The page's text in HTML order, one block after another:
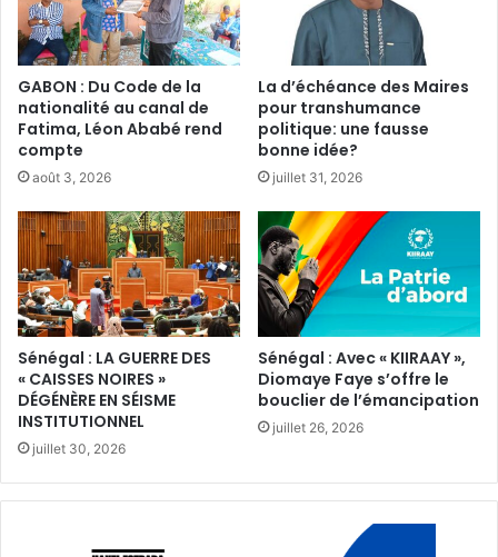
GABON : Du Code de la
nationalité au canal de
Fatima, Léon Ababé rend
compte
août 3, 2026
La d’échéance des Maires
pour transhumance
politique: une fausse
bonne idée?
juillet 31, 2026
Sénégal : LA GUERRE DES
« CAISSES NOIRES »
DÉGÉNÈRE EN SÉISME
INSTITUTIONNEL
juillet 30, 2026
Sénégal : Avec « KIIRAAY »,
Diomaye Faye s’offre le
bouclier de l’émancipation
juillet 26, 2026